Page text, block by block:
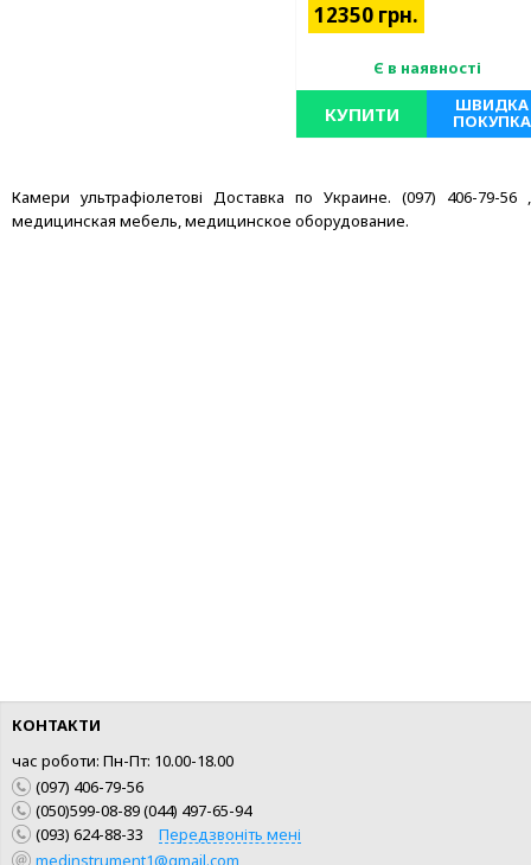
12350 грн.
Є в наявності
КУПИТИ ШВИДКА
ПОКУПКА
Камери ультрафіолетові Доставка по Украине. (097) 406-79-
медицинская мебель, медицинское оборудование.
КОНТАКТИ
час роботи: Пн-Пт: 10.00-18.00
(097) 406-79-56
(050)599-08-89 (044) 497-65-94
(093) 624-88-33
Передзвоніть мені
medinstrument1@gmail.com